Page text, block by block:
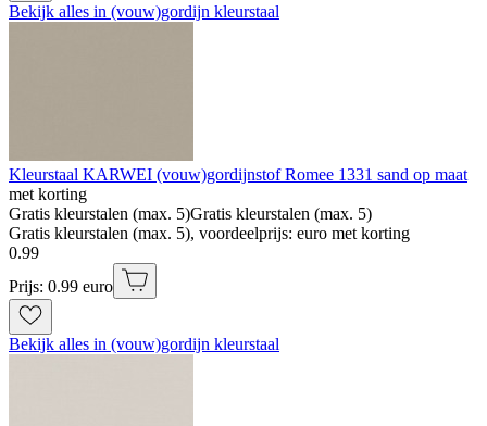
Bekijk alles in (vouw)gordijn kleurstaal
Kleurstaal KARWEI (vouw)gordijnstof Romee 1331 sand op maat
met korting
Gratis kleurstalen (max. 5)Gratis kleurstalen (max. 5)
Gratis kleurstalen (max. 5), voordeelprijs: euro met korting
0.99
Prijs: 0.99 euro
Bekijk alles in (vouw)gordijn kleurstaal